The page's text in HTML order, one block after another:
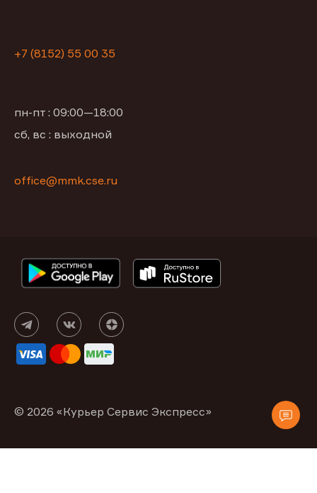
+7 (8152) 55 00 35
пн-пт : 09:00—18:00
сб, вс : выходной
office@mmk.cse.ru
© 2026 «Курьер Сервис Экспресс»